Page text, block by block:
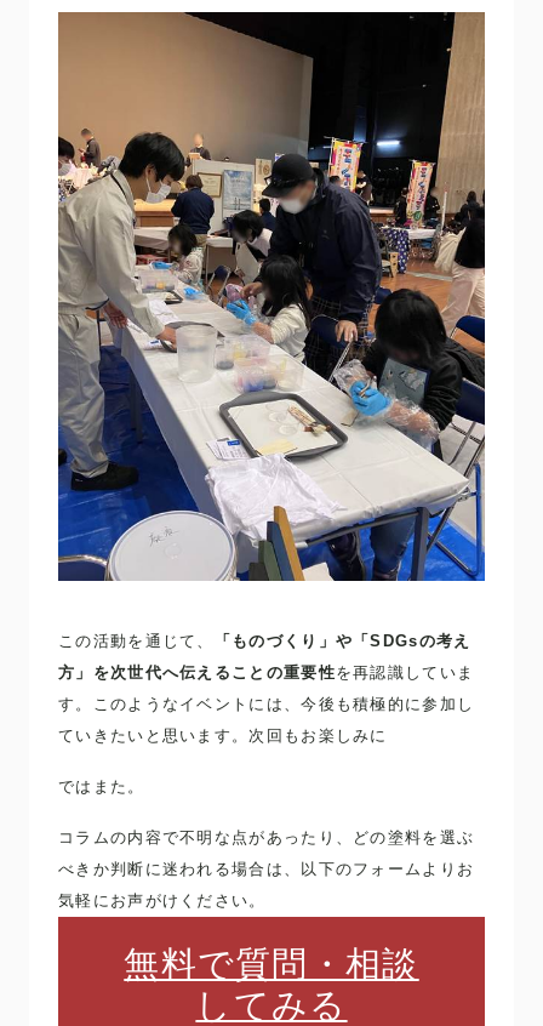
この活動を通じて、
「ものづくり」や「SDGsの考え
方」を次世代へ伝えることの重要性を再認識していま
す。このようなイベントには、今後も積極的に参加し
ていきたいと思います。次回もお楽しみに
ではまた。
コラムの内容で不明な点があったり、どの塗料を選ぶ
べきか判断に迷われる場合は、以下のフォームよりお
気軽にお声がけください。
無料で質問・相談
してみる